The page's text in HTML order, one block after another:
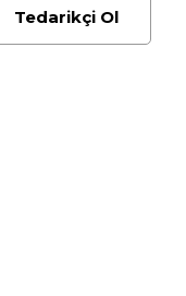
Tedarikçi Ol